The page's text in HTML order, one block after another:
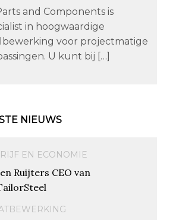
and Components is
in hoogwaardige
voor projectmatige
U kunt bij […]
NIEUWS
EN ECONOMIE
Ruijters CEO van